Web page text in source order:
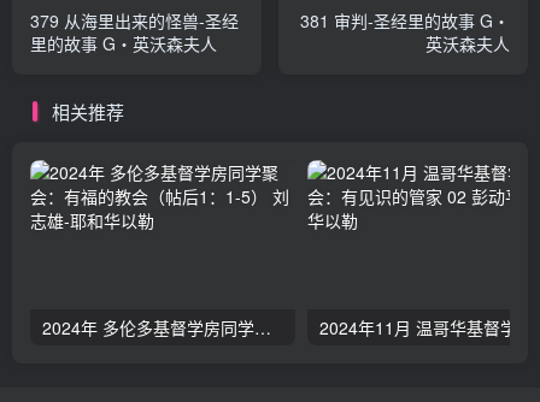
379 从海里出来的怪兽-圣经
里的故事 G‧英沃森夫人
381 审判-圣经里的故事 G‧
英沃森夫人
相关推荐
2024年 多伦多基督学房同学聚会：有福的教会（帖后1：1-5） 刘志雄